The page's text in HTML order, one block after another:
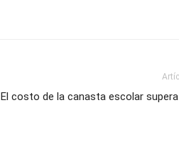
El costo de la canasta escolar